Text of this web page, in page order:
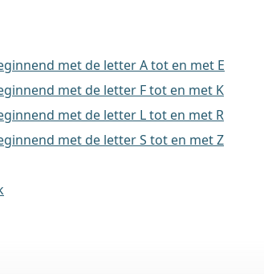
met de letter A tot en met E
met de letter F tot en met K
met de letter L tot en met R
met de letter S tot en met Z